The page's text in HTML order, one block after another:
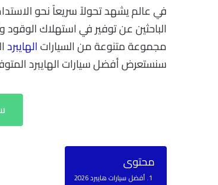
في عالم يشهد تحولاً سريعاً نحو
الباحثين عن توفير في استهلاك الوقود
مجموعة متنوعة من السياراتالهايبرد
سنستعرض أفضل سيارات الهايبرد
محتوى
أفضل سيارات هايبرد 2026